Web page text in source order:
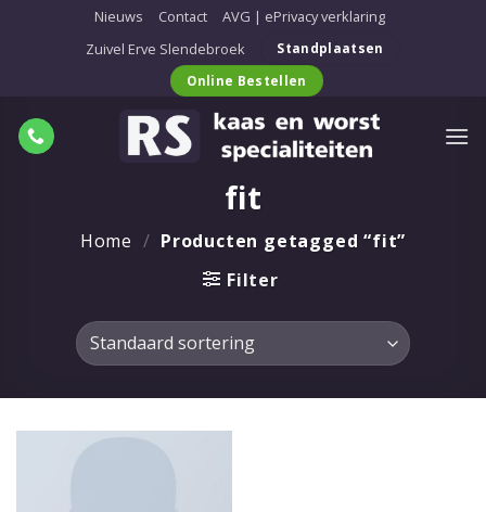
Nieuws Contact
AVG | ePrivacy verklaring
Zuivel Erve Slendebroek
Standplaatsen
Online Bestellen
fit
Home / Producten getagged “fit”
Filter